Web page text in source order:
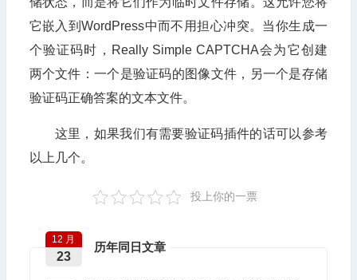
它嵌入到WordPress中而不用担心冲突。当你生成一
个验证码时，Really Simple CAPTCHA会为它创建
两个文件：一个是验证码的图像文件，另一个是存储
验证码正确答案的文本文件。
这里，如果我们有需要验证码插件的话可以参考
以上几个。
投上你的一票
历年同日文章
12 月
23